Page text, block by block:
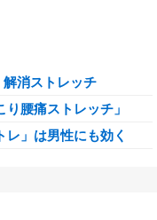
消ストレッチ
腰痛ストレッチ」
」は男性にも効く